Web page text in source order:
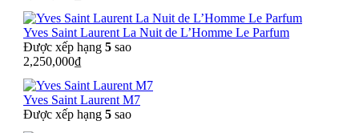
Yves Saint Laurent La Nuit de L’Homme Le Parfum
Được xếp hạng 5 sao
2,250,000₫
Yves Saint Laurent M7
Được xếp hạng 5 sao